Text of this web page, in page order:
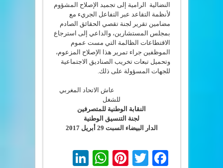
النضالية الرامية إلى تجميد الإصلاح المشؤوم
لأنظمة التقاعد عبر التفاعل الجريء مع
مضامين تقرير لجنة تقصي الحقائق الصادم
بمجلس المستشارين، والداعي إلى استرجاع
الاقتطاعات الظالمة التي مست عموم
الموظفين جراء تمرير هذا الإصلاح المزعوم،
وتحميل تبعات تخريب الصناديق الاجتماعية
للجهات المسؤولة على ذلك.
عاش الاتحاد المغربي
للشغل
النقابة الوطنية للمتصرفين
لجنة التنسيق الوطنية
الدار البيضاء السبت 29 أبريل 2017
Facebook
Twitter
Pinterest
WhatsApp